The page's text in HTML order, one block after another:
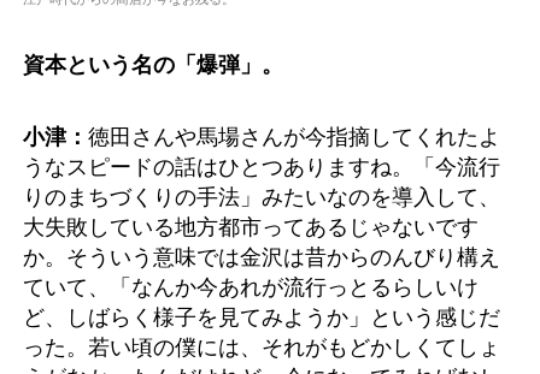
資本という名の「爆弾」。
小津： 徳田さんや馬場さんが今指摘してくれたよ
うなスピードの話はひとつありますね。「今流行
りのまちづくりの手法」みたいなのを導入して、
大失敗している地方都市ってあるじゃないです
か。そういう意味では金沢は昔からのんびり構え
ていて、「なんか今あれが流行っとるらしいけ
ど、しばらく様子を見てみようか」という感じだ
った。若い頃の僕には、それがもどかしくてしょ